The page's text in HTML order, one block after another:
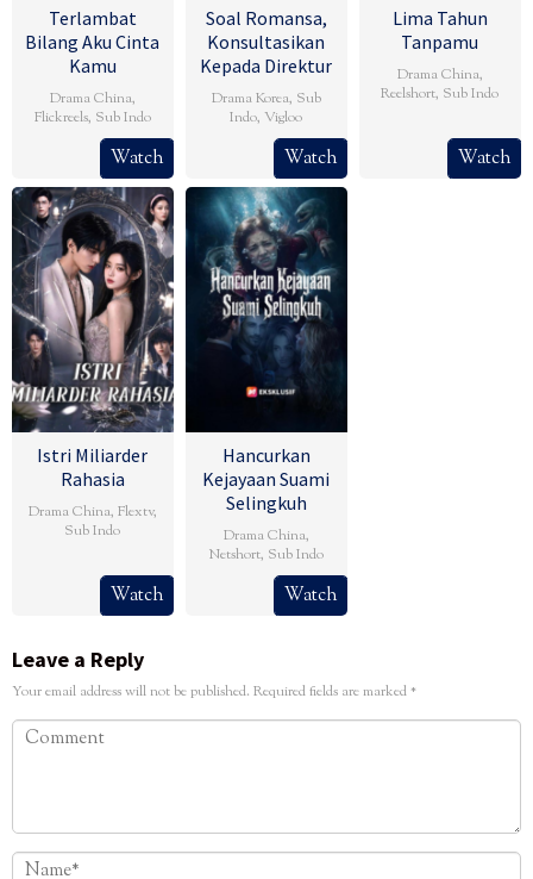
Terlambat
Bilang Aku Cinta
Kamu
Drama China,
Flickreels, Sub Indo
Watch
Soal Romansa,
Konsultasikan
Kepada Direktur
Drama Korea, Sub
Indo,Vigloo
Watch
Lima Tahun
Tanpamu
Drama China,
Reelshort, Sub Indo
Watch
Istri Miliarder
Rahasia
Drama China, Flextv,
Sub Indo
Watch
Hancurkan
Kejayaan Suami
Selingkuh
Drama China,
Netshort, Sub Indo
Watch
Leave a Reply
Your email address will not be published. Required fields are marked*